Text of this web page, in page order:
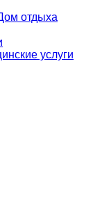
отдыха
услуги